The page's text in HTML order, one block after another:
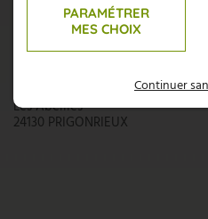
06 71 71 70 94
Les Abeilles
24130 PRIGONRIEUX
PARAMÉTRER
MES CHOIX
Continuer